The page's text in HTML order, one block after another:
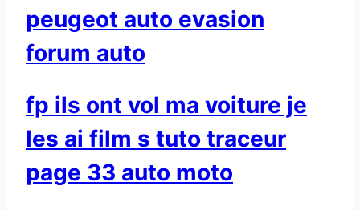
peugeot auto evasion
forum auto
fp ils ont vol ma voiture je
les ai film s tuto traceur
page 33 auto moto